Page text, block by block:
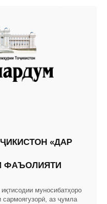
«ДАР
ФАЪОЛИЯТИ
муносибатҳоро
аз ҷумла